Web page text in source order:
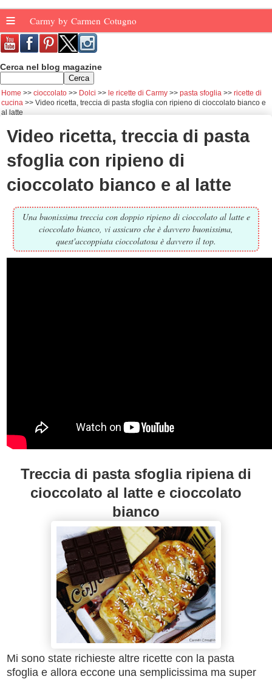
≡ Carmy by Carmen Cotugno
Cerca nel blog magazine
Home cioccolato Dolci le ricette di Carmy pasta sfoglia
ricette di
cucina
Video ricetta, treccia di pasta sfoglia con ripieno di cioccolato bianco e
al latte
Video ricetta, treccia di pasta
sfoglia con ripieno di
cioccolato bianco e al latte
Una buonissima treccia con doppio ripieno di cioccolato al latte e
cioccolato bianco, vi assicuro che è davvero buonissima,
quest'accoppiata cioccolatosa è davvero il top.
Treccia di pasta sfoglia ripiena di
cioccolato al latte e cioccolato
bianco
Mi sono state richieste altre ricette con la pasta
sfoglia e allora eccone una semplicissima ma super